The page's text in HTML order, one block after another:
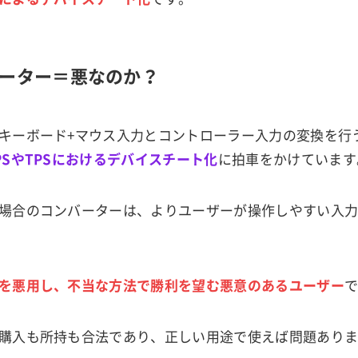
ター＝悪なのか？
ーボード+マウス入力とコントローラー入力の変換を行
やTPSにおけるデバイスチート化に拍車をかけていま
合のコンバーターは、よりユーザーが操作しやすい入
悪用し、不当な方法で勝利を望む悪意のあるユーザー
入も所持も合法であり、正しい用途で使えば問題あり